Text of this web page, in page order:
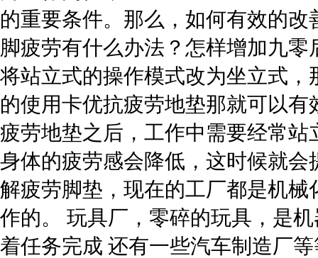
的重要条件。那么，如何有效的
脚疲劳有什么办法？怎样增加九
将站立式的操作模式改为坐立式
的使用卡优抗疲劳地垫那就可以
疲劳地垫之后，工作中需要经常
身体的疲劳感会降低，这时候就
解疲劳脚垫，现在的工厂都是机
作的。 玩具厂，零碎的玩具，是
着任务完成 还有一些汽车制造厂